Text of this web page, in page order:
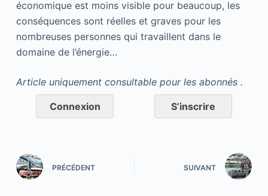
économique est moins visible pour beaucoup, les
conséquences sont réelles et graves pour les
nombreuses personnes qui travaillent dans le
domaine de l’énergie…
Article uniquement consultable pour les abonnés .
Connexion S’inscrire
PRÉCÉDENT SUIVANT